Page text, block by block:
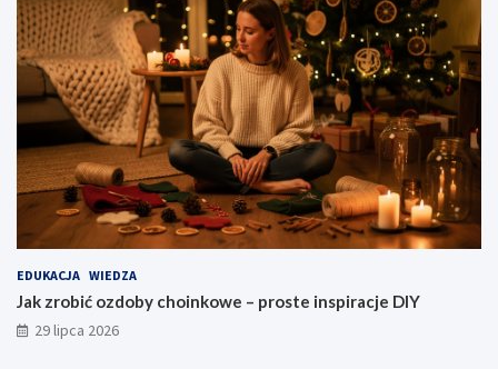
EDUKACJA WIEDZA
Jak zrobić ozdoby choinkowe – proste inspiracje DIY
29 lipca 2026